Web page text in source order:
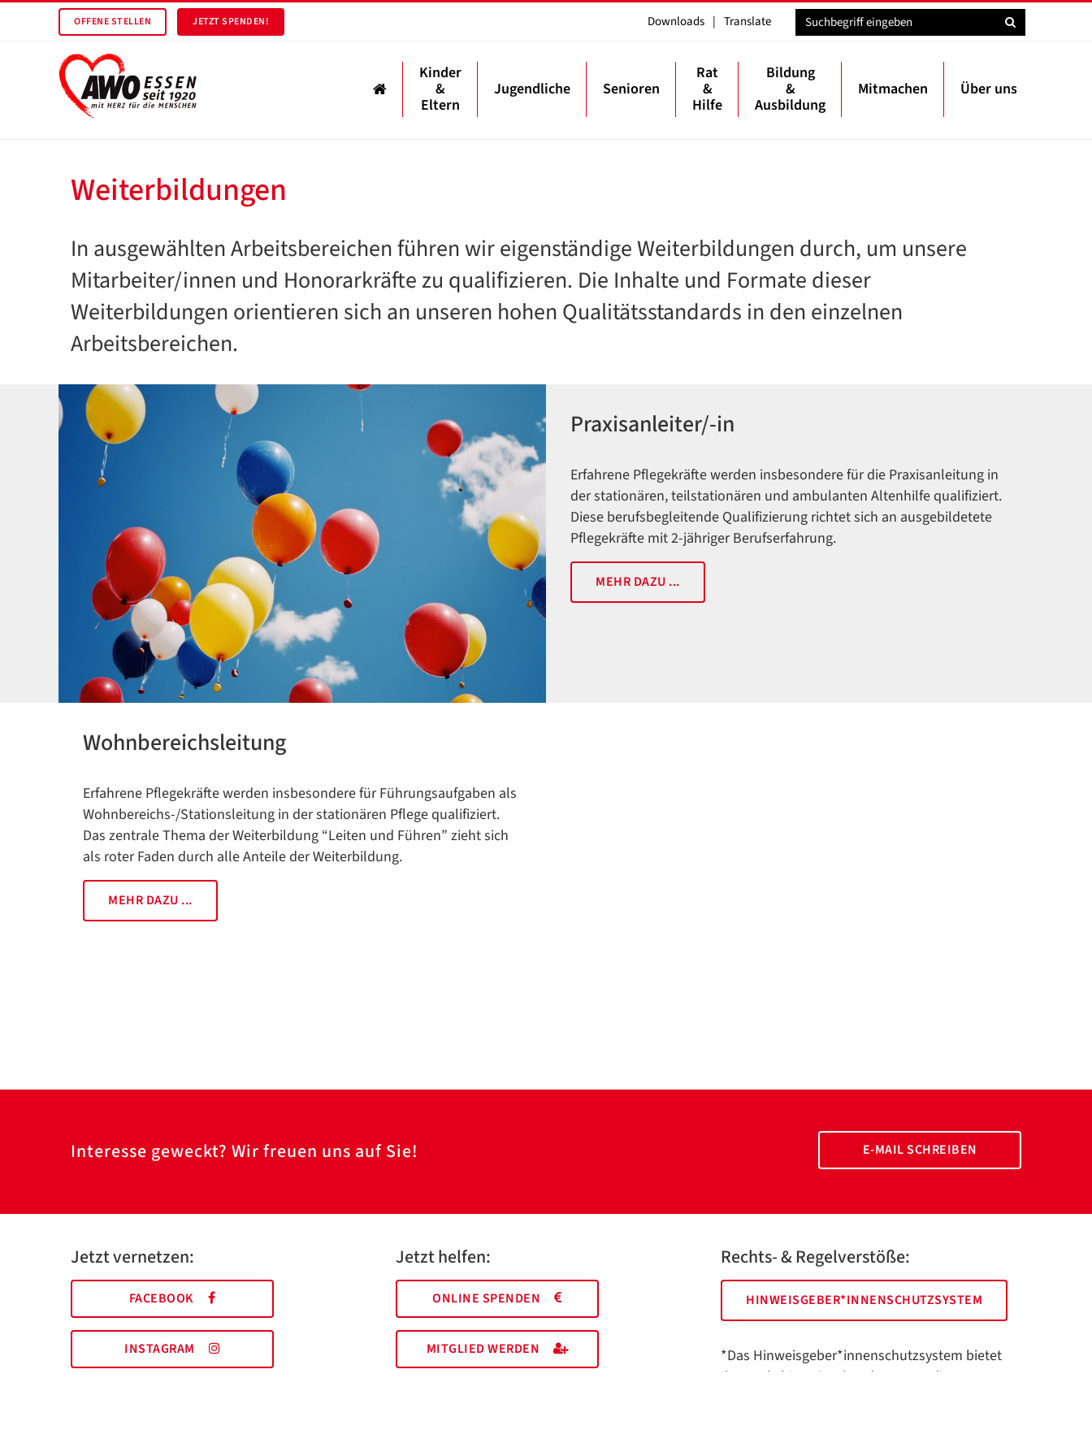
OFFENE STELLEN JETZT SPENDEN! Downloads | Translate
Kinder
&
Eltern
Jugendliche Senioren
Rat
&
Hilfe
Bildung
&
Ausbildung
Mitmachen Über uns
Weiterbildungen
In ausgewählten Arbeitsbereichen führen wir eigenständige Weiterbildungen durch, um unsere
Mitarbeiter/innen und Honorarkräfte zu qualifizieren. Die Inhalte und Formate dieser
Weiterbildungen orientieren sich an unseren hohen Qualitätsstandards in den einzelnen
Arbeitsbereichen.
Praxisanleiter/-in
Erfahrene Pflegekräfte werden insbesondere für die Praxisanleitung in
der stationären, teilstationären und ambulanten Altenhilfe qualifiziert.
Diese berufsbegleitende Qualifizierung richtet sich an ausgebildetete
Pflegekräfte mit 2-jähriger Berufserfahrung.
MEHR DAZU ...
Wohnbereichsleitung
Erfahrene Pflegekräfte werden insbesondere für Führungsaufgaben als
Wohnbereichs-/Stationsleitung in der stationären Pflege qualifiziert.
Das zentrale Thema der Weiterbildung “Leiten und Führen” zieht sich
als roter Faden durch alle Anteile der Weiterbildung.
MEHR DAZU ...
Interesse geweckt? Wir freuen uns auf Sie! E-MAIL SCHREIBEN
Jetzt vernetzen:
FACEBOOK
INSTAGRAM
Jetzt helfen:
ONLINE SPENDEN
MITGLIED WERDEN
Rechts- & Regelverstöße:
HINWEISGEBER*INNENSCHUTZSYSTEM
*Das Hinweisgeber*innenschutzsystem bietet
Ihnen als hinweisgebende Person die
Datenschutzerklärung
Datenschutzerklärung
Google Datenschutzerklärung